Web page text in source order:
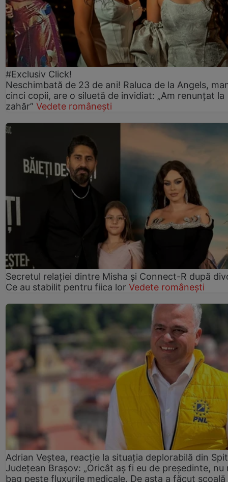
#Exclusiv Click!
Neschimbată de 23 de ani! Raluca de la Angels,
cinci copii, are o siluetă de invidiat: „Am renunțat la
zahăr” Vedete românești
Secretul relației dintre Misha și Connect-R după
Ce au stabilit pentru fiica lor Vedete românești
Adrian Veștea, reacție la situația deplorabilă din
Județean Brașov: „Oricât aș fi eu de președinte, nu
bag peste fluxurile medicale. De asta a făcut școală